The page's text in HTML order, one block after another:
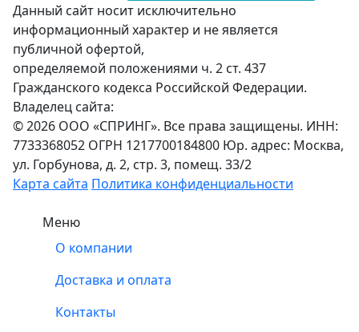
Данный сайт носит исключительно
информационный характер и не является
публичной офертой,
определяемой положениями ч. 2 ст. 437
Гражданского кодекса Российской Федерации.
Владелец сайта:
© 2026 ООО «СПРИНГ». Все права защищены. ИНН:
7733368052 ОГРН 1217700184800 Юр. адрес: Москва,
ул. Горбунова, д. 2, стр. 3, помещ. 33/2
Карта сайта Политика конфиденциальности
Меню
О компании
Доставка и оплата
Контакты